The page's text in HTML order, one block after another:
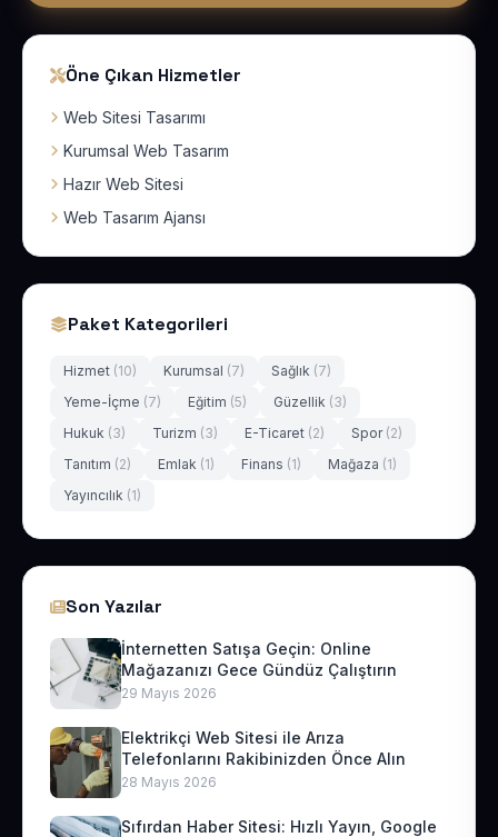
Öne Çıkan Hizmetler
Web Sitesi Tasarımı
Kurumsal Web Tasarım
Hazır Web Sitesi
Web Tasarım Ajansı
Paket Kategorileri
Hizmet (10) Kurumsal (7) Sağlık (7)
Yeme-İçme (7) Eğitim (5) Güzellik (3)
Hukuk (3) Turizm (3) E-Ticaret (2) Spor (2)
Tanıtım (2) Emlak (1) Finans (1) Mağaza (1)
Yayıncılık (1)
Son Yazılar
İnternetten Satışa Geçin: Online
Mağazanızı Gece Gündüz Çalıştırın
29 Mayıs 2026
Elektrikçi Web Sitesi ile Arıza
Telefonlarını Rakibinizden Önce Alın
28 Mayıs 2026
Sıfırdan Haber Sitesi: Hızlı Yayın, Google